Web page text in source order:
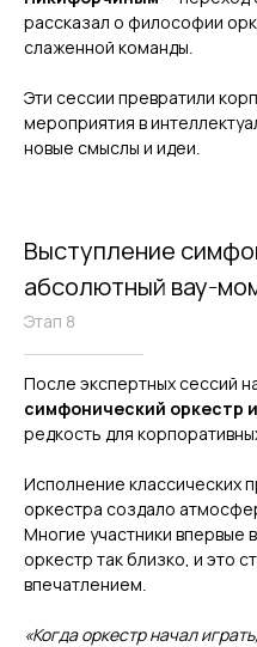
рассказал о философии
слаженной команды.
Эти сессии превратили
мероприятия в
новые смыслы и идеи.
Выступление
абсолютный вау-
Этап 8
После экспертных сессий
симфонический оркестр
редкость для
Исполнение классических
оркестра создало
Многие участники впервые
оркестр так близко, и это
впечатлением.
«Когда оркестр начал